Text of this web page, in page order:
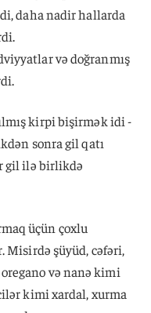
daha nadir hallarda
və doğranmış
kirpi bişirmək idi -
sonra gil qatı
gil ilə birlikdə
üçün çoxlu
şüyüd, cəfəri,
və nanə kimi
kimi xardal, xurma